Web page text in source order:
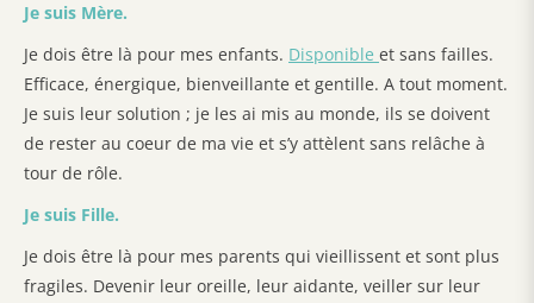
Je suis Mère.
Je dois être là pour mes enfants. Disponible et sans failles.
Efficace, énergique, bienveillante et gentille. A tout moment.
Je suis leur solution ; je les ai mis au monde, ils se doivent
de rester au coeur de ma vie et s’y attèlent sans relâche à
tour de rôle.
Je suis Fille.
Je dois être là pour mes parents qui vieillissent et sont plus
fragiles. Devenir leur oreille, leur aidante, veiller sur leur